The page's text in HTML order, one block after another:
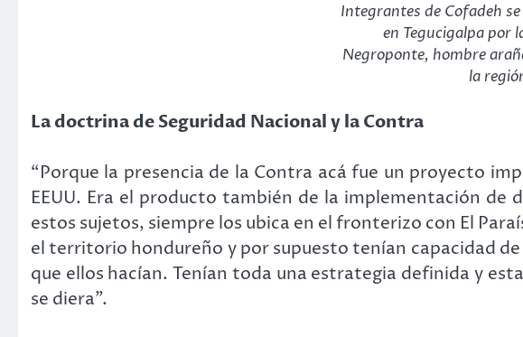
Integrantes de Cofadeh
en Tegucigalpa por
Negroponte, hombre
la
La doctrina de Seguridad Nacional y la Contra
“Porque la presencia de la Contra acá fue un proyecto
EEUU. Era el producto también de la implementación
estos sujetos, siempre los ubica en el fronterizo con El
el territorio hondureño y por supuesto tenían capacidad
que ellos hacían. Tenían toda una estrategia definida y
se diera”.